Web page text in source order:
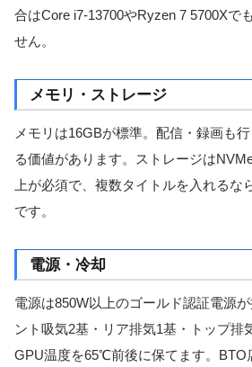
合はCore i7-13700やRyzen 7 5700Xで
せん。
メモリ・ストレージ
メモリは16GBが標準。配信・録画も
る価値があります。ストレージは
上が必須で、複数タイトルを入れるな
です。
電源・冷却
電源は850W以上のゴールド認証電源
ント吸気2基・リア排気1基・トップ排
GPU温度を65℃前後に保てます。BTO